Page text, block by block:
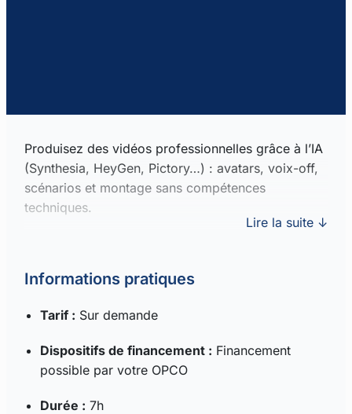
Produisez des vidéos professionnelles grâce à l’IA
(Synthesia, HeyGen, Pictory…) : avatars, voix-off,
scénarios et montage sans compétences
techniques.
Lire la suite ↓
Informations pratiques
Tarif : Sur demande
Dispositifs de financement : Financement
possible par votre OPCO
Durée : 7h